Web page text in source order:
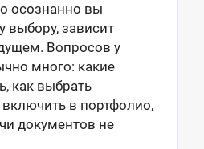
осознанно вы
выбору, зависит
Вопросов у
много: какие
как выбрать
в портфолио,
документов не